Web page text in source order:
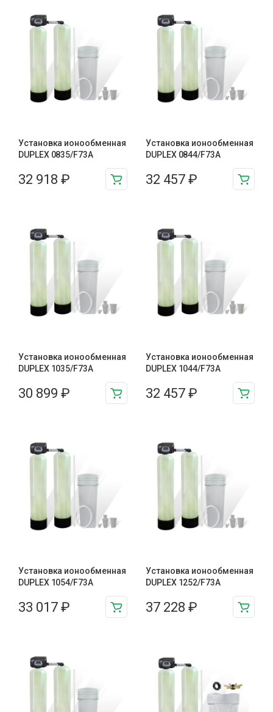
Установка ионообменная
DUPLEX 0835/F73A
32 918 ₽
Установка ионообменная
DUPLEX 0844/F73A
32 457 ₽
Установка ионообменная
DUPLEX 1035/F73A
30 899 ₽
Установка ионообменная
DUPLEX 1044/F73A
32 457 ₽
Установка ионообменная
DUPLEX 1054/F73A
33 017 ₽
Установка ионообменная
DUPLEX 1252/F73A
37 228 ₽